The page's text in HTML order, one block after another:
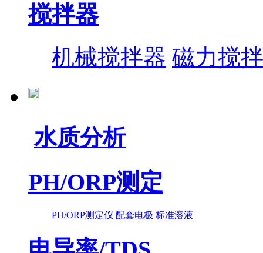
搅拌器
机械搅拌器 磁力搅
水质分析
PH/ORP测定
PH/ORP测定仪 配套电极 标准溶液